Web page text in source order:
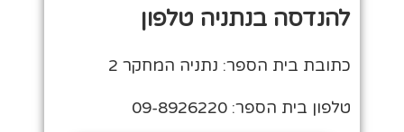
להנדסה בנתניה טלפון
כתובת בית הספר: נתניה המחקר 2
טלפון בית הספר: 09-8926220